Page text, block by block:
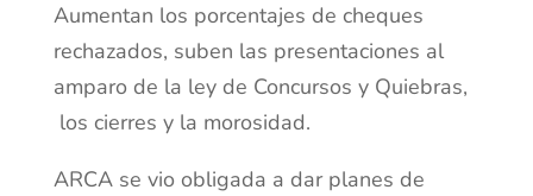
Aumentan los porcentajes de cheques
rechazados, suben las presentaciones al
amparo de la ley de Concursos y Quiebras,
los cierres y la morosidad.
ARCA se vio obligada a dar planes de